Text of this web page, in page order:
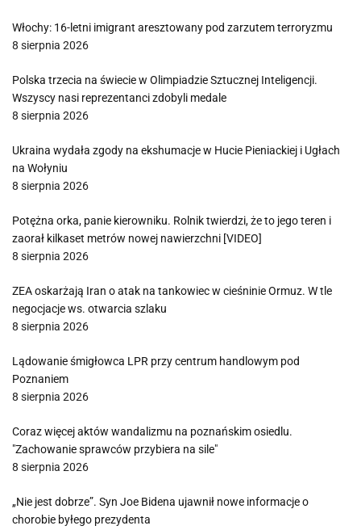
Włochy: 16-letni imigrant aresztowany pod zarzutem terroryzmu
8 sierpnia 2026
Polska trzecia na świecie w Olimpiadzie Sztucznej Inteligencji.
Wszyscy nasi reprezentanci zdobyli medale
8 sierpnia 2026
Ukraina wydała zgody na ekshumacje w Hucie Pieniackiej i Ugłach
na Wołyniu
8 sierpnia 2026
Potężna orka, panie kierowniku. Rolnik twierdzi, że to jego teren i
zaorał kilkaset metrów nowej nawierzchni [VIDEO]
8 sierpnia 2026
ZEA oskarżają Iran o atak na tankowiec w cieśninie Ormuz. W tle
negocjacje ws. otwarcia szlaku
8 sierpnia 2026
Lądowanie śmigłowca LPR przy centrum handlowym pod
Poznaniem
8 sierpnia 2026
Coraz więcej aktów wandalizmu na poznańskim osiedlu.
"Zachowanie sprawców przybiera na sile"
8 sierpnia 2026
„Nie jest dobrze”. Syn Joe Bidena ujawnił nowe informacje o
chorobie byłego prezydenta